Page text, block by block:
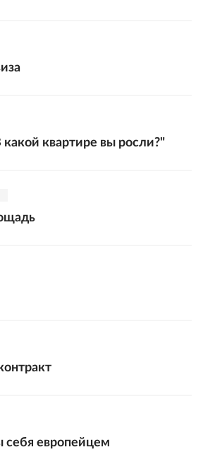
квартире вы росли?"
себя европейцем